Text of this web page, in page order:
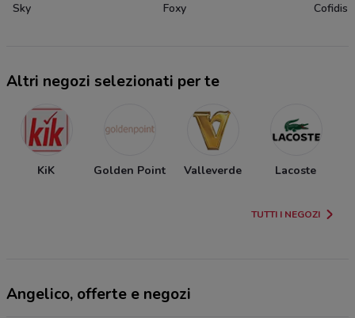
Sky Foxy Cofidis
Altri negozi selezionati per te
KiK Golden Point Valleverde Lacoste
TUTTI I NEGOZI
Angelico, offerte e negozi